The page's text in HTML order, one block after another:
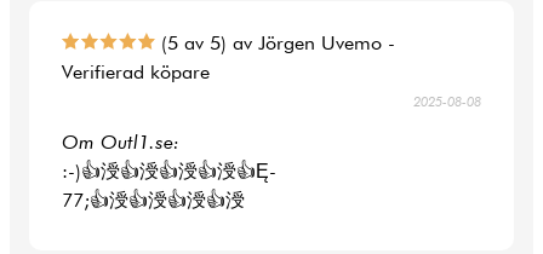
(5 av 5) av Jörgen Uvemo -
Verifierad köpare
2025-08-08
Om Outl1.se:
:-)👍涭👍涭👍涭👍涭👍Ę-
77;👍涭👍涭👍涭👍涭